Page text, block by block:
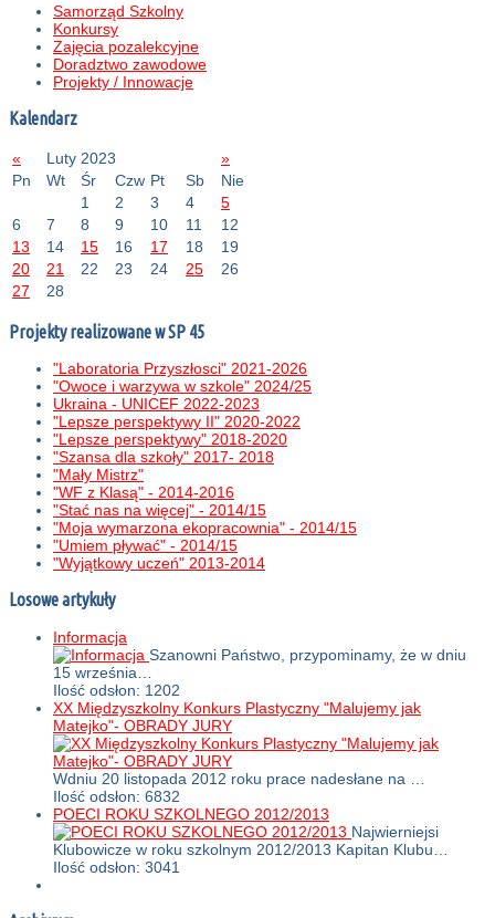
Samorząd Szkolny
Konkursy
Zajęcia pozalekcyjne
Doradztwo zawodowe
Projekty / Innowacje
Kalendarz
« Luty 2023
»
Pn
Wt Śr Czw Pt Sb
Nie
1
2 3 4
5
6
7 8 9 10 11
12
13
14 15 16 17 18
19
20
21 22 23 24 25
26
27
28
Projekty realizowane w SP 45
"Laboratoria Przyszłosci" 2021-2026
"Owoce i warzywa w szkole" 2024/25
Ukraina - UNICEF 2022-2023
"Lepsze perspektywy II" 2020-2022
"Lepsze perspektywy" 2018-2020
"Szansa dla szkoły" 2017- 2018
"Mały Mistrz"
"WF z Klasą" - 2014-2016
"Stać nas na więcej" - 2014/15
"Moja wymarzona ekopracownia" - 2014/15
"Umiem pływać" - 2014/15
"Wyjątkowy uczeń" 2013-2014
Losowe artykuły
Informacja
Szanowni Państwo, przypominamy, że w dniu
15 września…
Ilość odsłon: 1202
XX Międzyszkolny Konkurs Plastyczny "Malujemy jak
Matejko"- OBRADY JURY
Wdniu 20 listopada 2012 roku prace nadesłane na …
Ilość odsłon: 6832
POECI ROKU SZKOLNEGO 2012/2013
Najwierniejsi
Klubowicze w roku szkolnym 2012/2013 Kapitan Klubu…
Ilość odsłon: 3041